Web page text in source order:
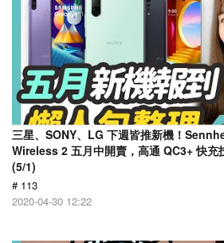
三星、SONY、LG 下週皆推新機！
Wireless 2 五月中開賣，高通 QC3+ 快充
(5/1)
# 113
2020-04-30 12:22